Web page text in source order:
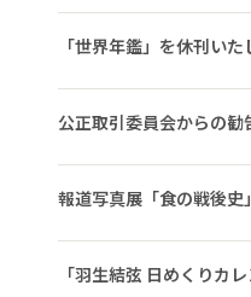
「世界年鑑」を休刊いた
公正取引委員会からの勧
報道写真展「食の戦後
「羽生結弦 日めくりカ